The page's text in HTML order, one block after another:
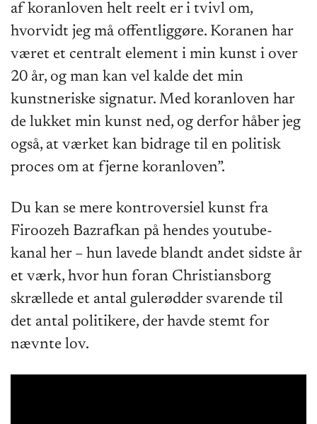
af koranloven helt reelt er i tvivl om,
hvorvidt jeg må offentliggøre. Koranen har
været et centralt element i min kunst i over
20 år, og man kan vel kalde det min
kunstneriske signatur. Med koranloven har
de lukket min kunst ned, og derfor håber jeg
også, at værket kan bidrage til en politisk
proces om at fjerne koranloven”.
Du kan se mere kontroversiel kunst fra
Firoozeh Bazrafkan på hendes youtube-
kanal her – hun lavede blandt andet sidste år
et værk, hvor hun foran Christiansborg
skrællede et antal gulerødder svarende til
det antal politikere, der havde stemt for
nævnte lov.